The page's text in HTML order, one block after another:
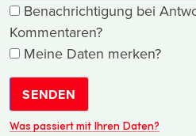
Benachrichtigung bei
Kommentaren?
Meine Daten merken?
SENDEN
Was passiert mit Ihren Daten?